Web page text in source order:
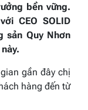
bền vững.
CEO SOLID
sản Quy Nhơn
gần đây chị
hàng đến từ